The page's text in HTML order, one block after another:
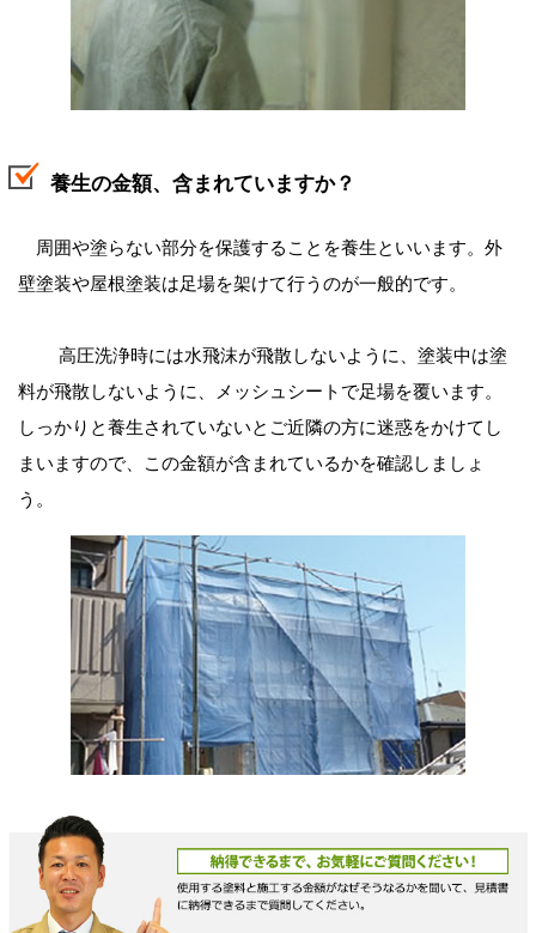
養生の金額、含まれていますか？
周囲や塗らない部分を保護することを養生といいます。外
壁塗装や屋根塗装は足場を架けて行うのが一般的です。
高圧洗浄時には水飛沫が飛散しないように、塗装中は塗
料が飛散しないように、メッシュシートで足場を覆います。
しっかりと養生されていないとご近隣の方に迷惑をかけてし
まいますので、この金額が含まれているかを確認しましょ
う。